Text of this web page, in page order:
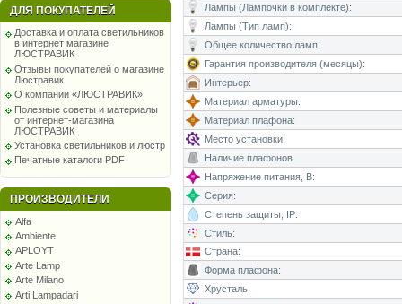
ДЛЯ ПОКУПАТЕЛЕЙ
Доставка и оплата светильников
в интернет магазине
ЛЮСТРАВИК
Отзывы покупателей о магазине
Люстравик
О компании «ЛЮСТРАВИК»
Полезные советы и материалы
от интернет-магазина
ЛЮСТРАВИК
Установка светильников и люстр
Печатные каталоги PDF
ПРОИЗВОДИТЕЛИ
Alfa
Ambiente
APLOYT
Arte Lamp
Arte Milano
Arti Lampadari
Лампы (Лампочки в комплекте):
Лампы (Тип ламп):
Общее количество ламп:
Гарантия производителя (месяцы):
Интерьер:
Материал арматуры:
Материал плафона:
Место установки:
Наличие плафонов
Напряжение питания, В:
Серия:
Степень защиты, IP:
Стиль:
Страна:
Форма плафона:
Хрусталь